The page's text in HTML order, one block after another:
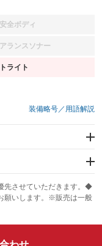
全ボディ
なし
ランスソナー
なし
ライト
あり
装備略号／用語解説
コン
なし
ステアリング
先させていただきます。◆
願いします。※販売は一般